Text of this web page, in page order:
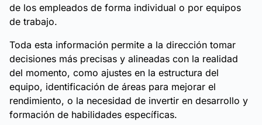
de los empleados de forma individual o por equipos
de trabajo.
Toda esta información permite a la dirección tomar
decisiones más precisas y alineadas con la realidad
del momento, como ajustes en la estructura del
equipo, identificación de áreas para mejorar el
rendimiento, o la necesidad de invertir en desarrollo y
formación de habilidades específicas.